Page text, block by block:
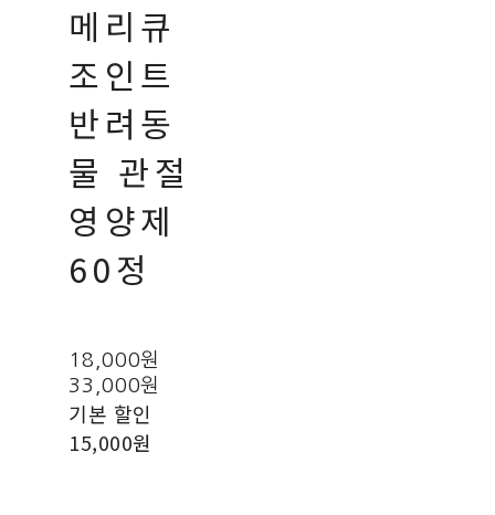
메리큐
조인트
반려동
물 관절
영양제
60정
18,000원
33,000원
기본 할인
15,000원